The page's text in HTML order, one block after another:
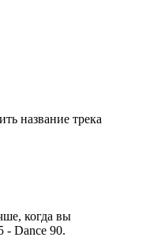
название трека
когда вы
- Dance 90.